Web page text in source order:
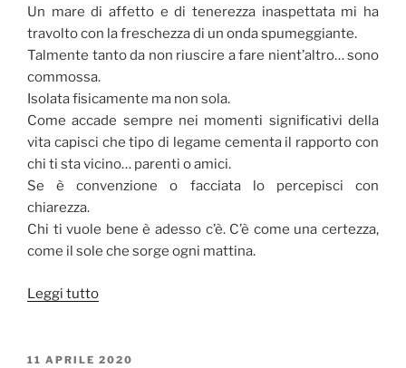
Un mare di affetto e di tenerezza inaspettata mi ha
travolto con la freschezza di un onda spumeggiante.
Talmente tanto da non riuscire a fare nient’altro… sono
commossa.
Isolata fisicamente ma non sola.
Come accade sempre nei momenti significativi della
vita capisci che tipo di legame cementa il rapporto con
chi ti sta vicino… parenti o amici.
Se è convenzione o facciata lo percepisci con
chiarezza.
Chi ti vuole bene è adesso c’è. C’è come una certezza,
come il sole che sorge ogni mattina.
Leggi tutto“Storie
quarantena”
PUBBLICATO
11 APRILE 2020